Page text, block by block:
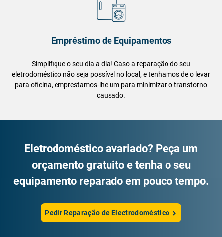
Empréstimo de Equipamentos
Simplifique o seu dia a dia! Caso a reparação do seu
eletrodoméstico não seja possível no local, e tenhamos de o levar
para oficina, emprestamos-lhe um para minimizar o transtorno
causado.
Eletrodoméstico avariado? Peça um
orçamento gratuito e tenha o seu
equipamento reparado em pouco tempo.
Pedir Reparação de Electrodoméstico